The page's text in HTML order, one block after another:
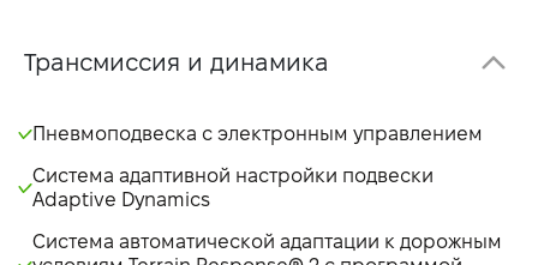
Трансмиссия и динамика
Пневмоподвеска с электронным управлением
Система адаптивной настройки подвески
Adaptive Dynamics
Система автоматической адаптации к дорожным